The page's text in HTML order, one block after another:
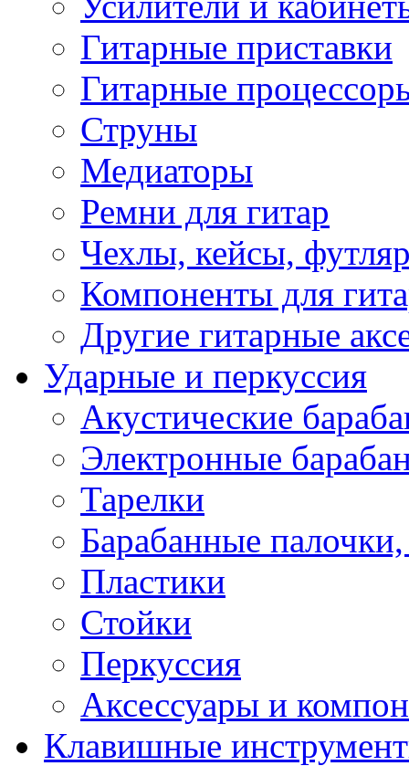
Гитарные приставки
Гитарные
Струны
Медиаторы
Ремни для гитар
Чехлы, кейсы,
Компоненты для
Другие гитарные
Ударные и перкуссия
Акустические
Электронные
Тарелки
Барабанные
Пластики
Стойки
Перкуссия
Аксессуары и
Клавишные